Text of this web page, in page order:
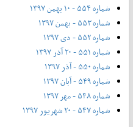
شماره ۵۵۴ - ۱۰ بهمن ۱۳۹۷
شماره ۵۵۳ - بهمن ۱۳۹۷
شماره ۵۵۲ - دی ۱۳۹۷
شماره ۵۵۱ - ۲۰ آذر ۱۳۹۷
شماره ۵۵۰ - آذر ۱۳۹۷
شماره ۵۴۹ - آبان ۱۳۹۷
شماره ۵۴۸ - مهر ۱۳۹۷
شماره ۵۴۷ - ۲۰ شهریور ۱۳۹۷